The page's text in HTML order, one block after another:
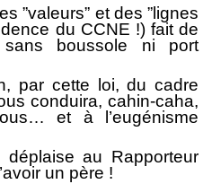
”valeurs” et des ”lignes
du CCNE !) fait de
boussole ni port
par cette loi, du cadre
conduira, cahin-caha,
et à l’eugénisme
déplaise au Rapporteur
un père !